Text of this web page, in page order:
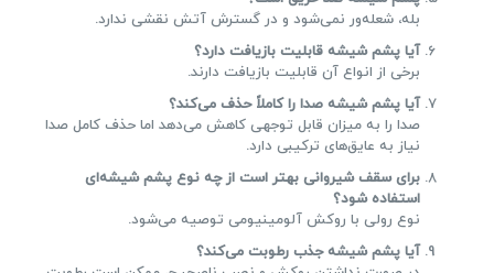
بله، شعله‌ور نمی‌شود و در گسترش آتش نقشی ندارد.
آیا پشم شیشه قابلیت بازیافت دارد؟
برخی از انواع آن قابلیت بازیافت دارند.
آیا پشم شیشه صدا را کاملاً حذف می‌کند؟
صدا را به میزان قابل توجهی کاهش می‌دهد اما حذف کامل صدا
نیاز به عایق‌های ترکیبی دارد.
برای سقف شیروانی بهتر است از چه نوع پشم شیشه‌ای
استفاده شود؟
نوع رولی با روکش آلومینیومی توصیه می‌شود.
آیا پشم شیشه جذب رطوبت می‌کند؟